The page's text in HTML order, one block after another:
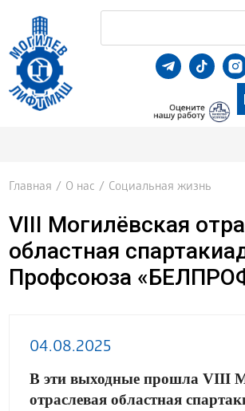
Главная / О нас / Социальная жизнь
VIII Могилёвская
областная
Профсоюза
04.08.2025
В эти выходные прошла VIII
отраслевая областная